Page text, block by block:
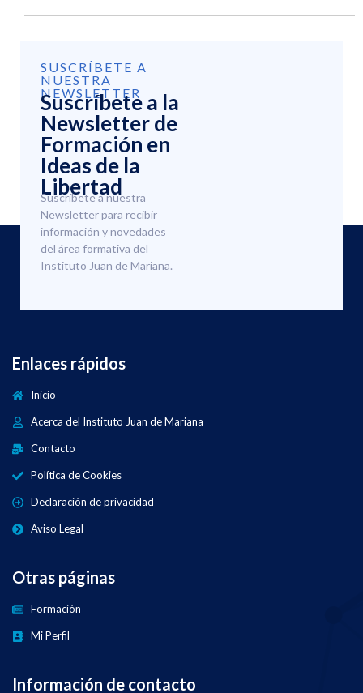
SUSCRÍBETE A
NUESTRA
NEWSLETTER
Suscríbete a la
Newsletter de
Formación en
Ideas de la
Libertad
Suscríbete a nuestra
Newsletter para recibir
información y novedades
del área formativa del
Instituto Juan de Mariana.
Enlaces rápidos
Inicio
Acerca del Instituto Juan de Mariana
Contacto
Política de Cookies
Declaración de privacidad
Aviso Legal
Otras páginas
Formación
Mi Perfil
Información de contacto